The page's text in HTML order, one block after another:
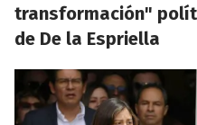
transformación"
de De la Espriella